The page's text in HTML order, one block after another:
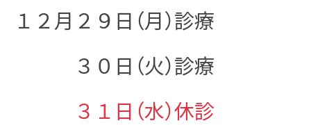
１２月２９日（月）診療
３０日（火）診療
３１日（水）休診